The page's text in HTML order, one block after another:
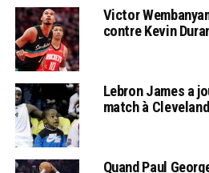
Victor
contre Kevin
Lebron James a
match à
Quand Paul